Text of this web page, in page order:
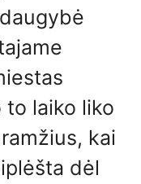
to laiko liko
kai
dėl